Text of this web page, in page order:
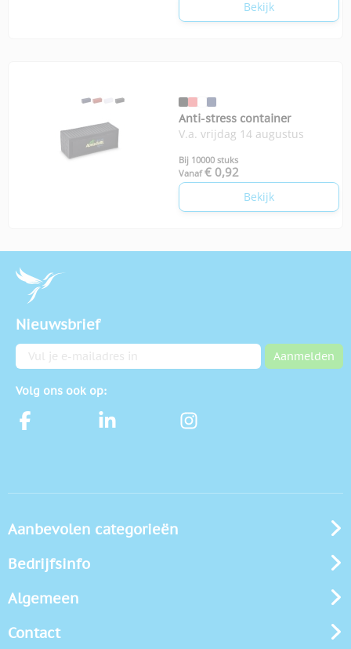
Bekijk
Anti-stress container
V.a. vrijdag 14 augustus
Bij 10000 stuks
Vanaf € 0,92
Bekijk
Nieuwsbrief
E-mailadres Aanmelden
Volg ons ook op:
Aanbevolen categorieën
Bedrijfsinfo
Algemeen
Contact